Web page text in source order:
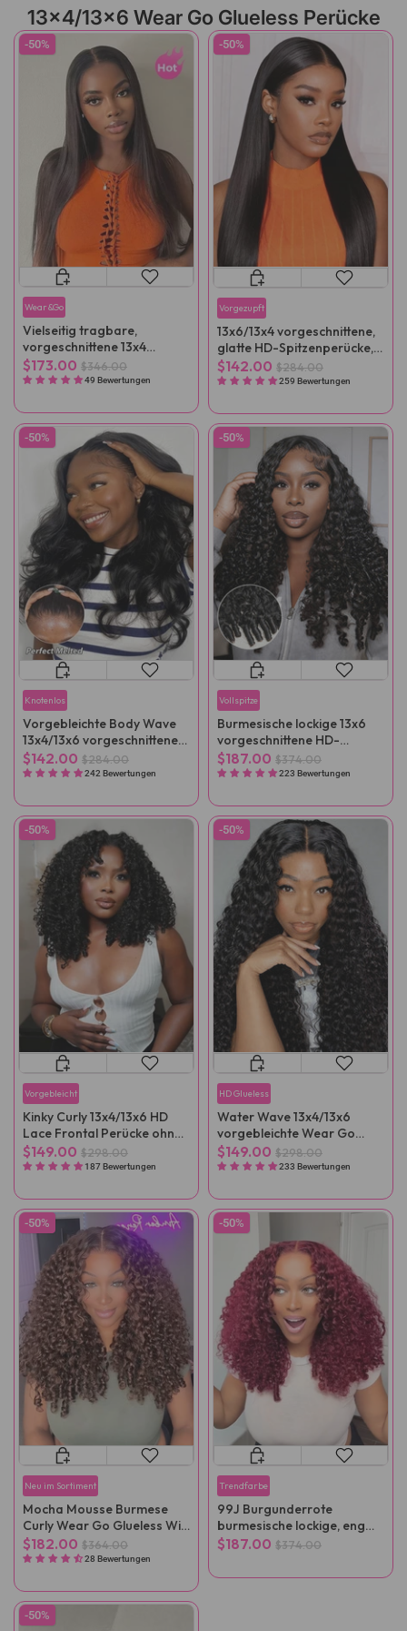
13x4/13x6 Wear Go Glueless Perücke
-50%
Wear&Go
Vielseitig tragbare,
vorgeschnittene 13x4
Schweizer HD-
Spitzenperücke,
$173.00 $346.00
49 Bewertungen
-50%
Vorgezupft
13x6/13x4 vorgeschnittene,
glatte HD-Spitzenperücke,
vorgebleicht
$142.00 $284.00
259 Bewertungen
-50%
Knotenlos
Vorgebleichte Body Wave
13x4/13x6 vorgeschnittene
HD Lace Perücke,
vorgezupft
$142.00 $284.00
242 Bewertungen
-50%
Vollspitze
Burmesische lockige 13x6
vorgeschnittene HD-
Spitzenperücke, kleberlos
tragbar
$187.00 $374.00
223 Bewertungen
-50%
Vorgebleicht
Kinky Curly 13x4/13x6 HD
Lace Frontal Perücke ohne
Kleber mit elastischem
Kordelzug
$149.00 $298.00
187 Bewertungen
-50%
HD Glueless
Water Wave 13x4/13x6
vorgebleichte Wear Go
Perücke mit
vorgeschnittener HD-Spitze
$149.00 $298.00
233 Bewertungen
-50%
Neu im Sortiment
Mocha Mousse Burmese
Curly Wear Go Glueless Wig
mit verstellbarem Kordelzug
$182.00 $364.00
28 Bewertungen
-50%
Trendfarbe
99J Burgunderrote
burmesische lockige, eng
anliegende, kleberlose
$187.00 $374.00
-50%